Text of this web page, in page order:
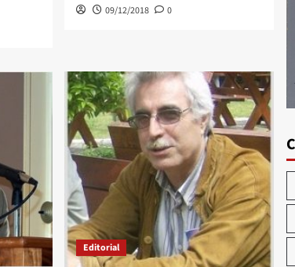
09/12/2018 0
Editorial